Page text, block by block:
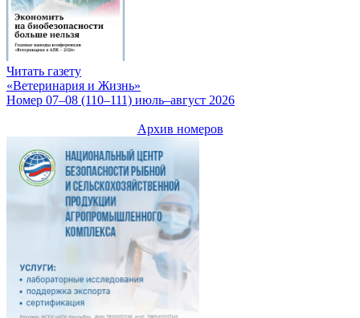
Читать газету
«Ветеринария и Жизнь»
Номер 07–08 (110–111) июль–август 2026
Архив номеров